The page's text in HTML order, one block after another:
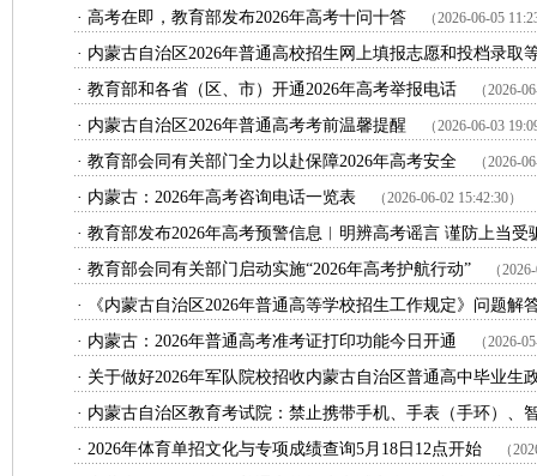
· 高考在即，教育部发布2026年高考十问十答 （2026-06-05
· 内蒙古自治区2026年普通高校招生网上填报志愿和投档录取
· 教育部和各省（区、市）开通2026年高考举报电话 （2026-
· 内蒙古自治区2026年普通高考考前温馨提醒 （2026-06-03
· 教育部会同有关部门全力以赴保障2026年高考安全 （2026-
· 内蒙古：2026年高考咨询电话一览表 （2026-06-02 15:42:30）
· 教育部发布2026年高考预警信息︱明辨高考谣言 谨防上当受
· 教育部会同有关部门启动实施“2026年高考护航行动” （
·
《内蒙古自治区2026年普通高等学校招生工作规定》问题解
· 内蒙古：2026年普通高考准考证打印功能今日开通 （2026-
· 关于做好2026年军队院校招收内蒙古自治区普通高中毕业生
· 内蒙古自治区教育考试院：禁止携带手机、手表（手环）、
· 2026年体育单招文化与专项成绩查询5月18日12点开始 （